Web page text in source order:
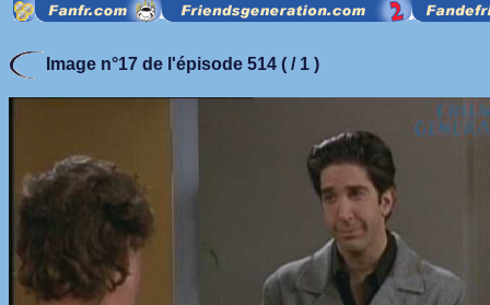
Image n°17 de l'épisode 514 ( / 1 )